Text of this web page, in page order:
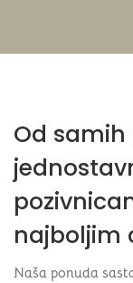
Od
najboljim
Naša ponuda